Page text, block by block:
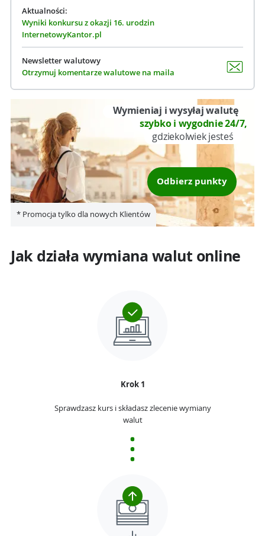
Aktualności:
Wyniki konkursu z okazji 16. urodzin
InternetowyKantor.pl
Newsletter walutowy
Otrzymuj komentarze walutowe na maila
Wymieniaj i wysyłaj walutę
szybko i wygodnie 24/7,
gdziekolwiek jesteś
* Promocja tylko dla nowych Klientów
Odbierz punkty
Jak działa wymiana walut online
Krok 1
Sprawdzasz kurs i składasz zlecenie wymiany
walut